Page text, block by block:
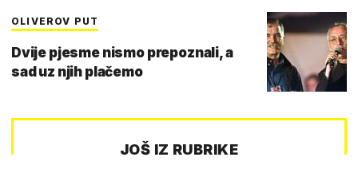
OLIVEROV PUT
Dvije pjesme nismo prepoznali, a
sad uz njih plačemo
JOŠ IZ RUBRIKE